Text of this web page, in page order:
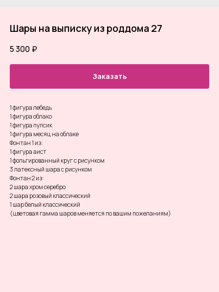
Шары на выписку из роддома 27
5 300 ₽
Заказать
1 фигура лебедь
1 фигура облако
1 фигура пупсик
1 фигура месяц на облаке
Фонтан 1 из:
1 фигура аист
1 фольгированный круг с рисунком
3 латексный шара с рисунком
Фонтан 2 из:
2 шара хром серебро
2 шара розовый классический
1 шар белый классический
(цветовая гамма шаров меняется по вашим пожеланиям)